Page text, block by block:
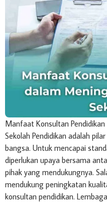
Manfaat Konsultan
Sekolah Pendidikan adalah
bangsa. Untuk mencapai
diperlukan upaya bersama
pihak yang mendukungnya.
mendukung peningkatan
konsultan pendidikan.